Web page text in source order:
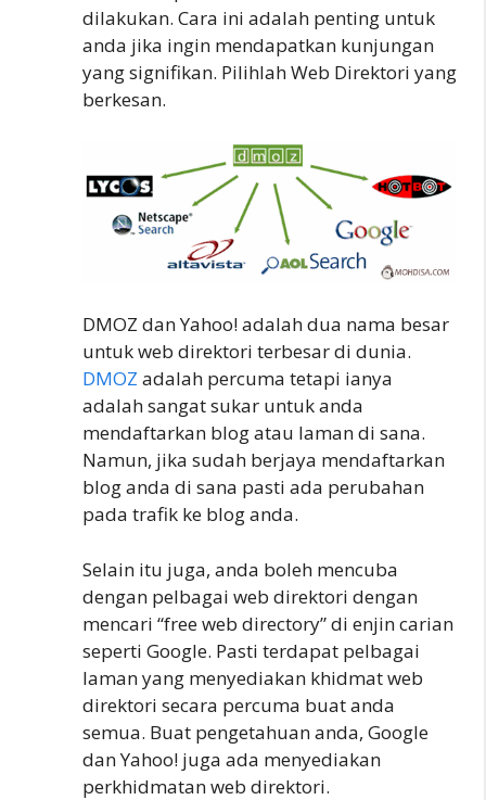
dilakukan. Cara ini adalah penting untuk
anda jika ingin mendapatkan kunjungan
yang signifikan. Pilihlah Web Direktori yang
berkesan.
DMOZ dan Yahoo! adalah dua nama besar
untuk web direktori terbesar di dunia.
DMOZ adalah percuma tetapi ianya
adalah sangat sukar untuk anda
mendaftarkan blog atau laman di sana.
Namun, jika sudah berjaya mendaftarkan
blog anda di sana pasti ada perubahan
pada trafik ke blog anda.
Selain itu juga, anda boleh mencuba
dengan pelbagai web direktori dengan
mencari “free web directory” di enjin carian
seperti Google. Pasti terdapat pelbagai
laman yang menyediakan khidmat web
direktori secara percuma buat anda
semua. Buat pengetahuan anda, Google
dan Yahoo! juga ada menyediakan
perkhidmatan web direktori.